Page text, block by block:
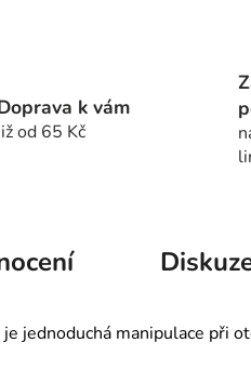
k vám
od 65 Kč
jednoduchá manipulace při